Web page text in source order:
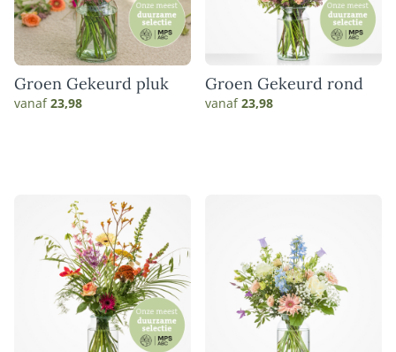
Groen Gekeurd pluk
vanaf23,98
Groen Gekeurd rond
vanaf23,98